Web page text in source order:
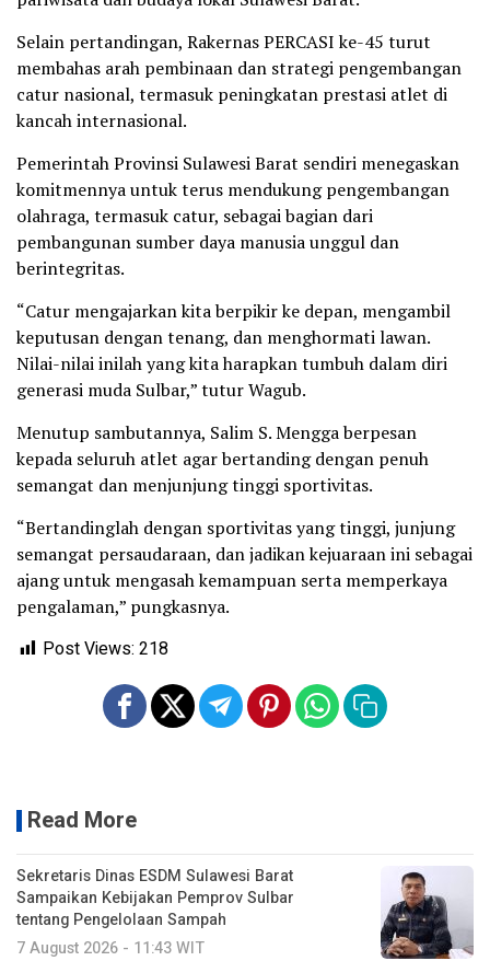
Selain pertandingan, Rakernas PERCASI ke-45 turut
membahas arah pembinaan dan strategi pengembangan
catur nasional, termasuk peningkatan prestasi atlet di
kancah internasional.
Pemerintah Provinsi Sulawesi Barat sendiri menegaskan
komitmennya untuk terus mendukung pengembangan
olahraga, termasuk catur, sebagai bagian dari
pembangunan sumber daya manusia unggul dan
berintegritas.
“Catur mengajarkan kita berpikir ke depan, mengambil
keputusan dengan tenang, dan menghormati lawan.
Nilai-nilai inilah yang kita harapkan tumbuh dalam diri
generasi muda Sulbar,” tutur Wagub.
Menutup sambutannya, Salim S. Mengga berpesan
kepada seluruh atlet agar bertanding dengan penuh
semangat dan menjunjung tinggi sportivitas.
“Bertandinglah dengan sportivitas yang tinggi, junjung
semangat persaudaraan, dan jadikan kejuaraan ini sebagai
ajang untuk mengasah kemampuan serta memperkaya
pengalaman,” pungkasnya.
Post Views: 218
Read More
Sekretaris Dinas ESDM Sulawesi Barat
Sampaikan Kebijakan Pemprov Sulbar
tentang Pengelolaan Sampah
7 August 2026 - 11:43 WIT